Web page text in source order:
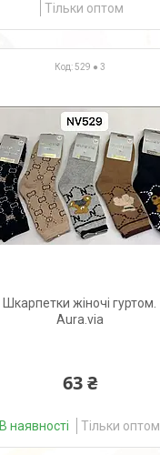
Тільки оптом
529 ● 3
Шкарпетки жіночі гуртом.
Aura.via
63 ₴
В наявності Тільки оптом